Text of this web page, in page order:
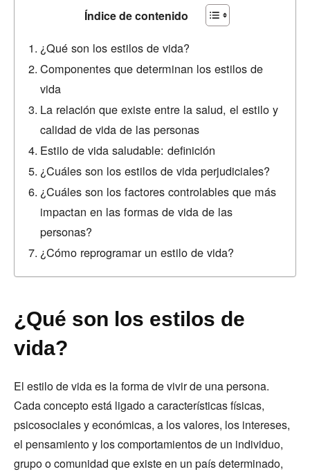
Índice de contenido
¿Qué son los estilos de vida?
Componentes que determinan los estilos de
vida
La relación que existe entre la salud, el estilo y
calidad de vida de las personas
Estilo de vida saludable: definición
¿Cuáles son los estilos de vida perjudiciales?
¿Cuáles son los factores controlables que más
impactan en las formas de vida de las
personas?
¿Cómo reprogramar un estilo de vida?
¿Qué son los estilos de
vida?
El estilo de vida es la forma de vivir de una persona.
Cada concepto está ligado a características físicas,
psicosociales y económicas, a los valores, los intereses,
el pensamiento y los comportamientos de un individuo,
grupo o comunidad que existe en un país determinado,